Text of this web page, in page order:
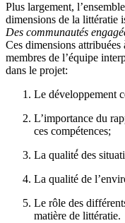
Plus largement,
dimensions de la littératie
Des communautés
Ces dimensions
membres de l’équipe
dans le projet:
Le développement
L’importance du
ces compétences;
La qualité́ des
La qualité de
Le rôle des
matière de littératie.